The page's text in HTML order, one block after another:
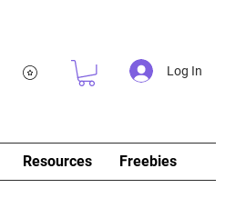
Log In
Resources Freebies